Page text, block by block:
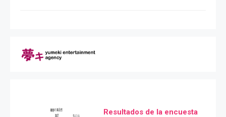
Resultados de la encuesta